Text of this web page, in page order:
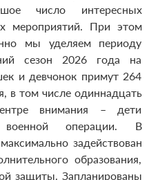
число интересных
мероприятий. При этом
мы уделяем периоду
сезон 2026 года на
и девчонок примут 264
в том числе одиннадцать
внимания – дети
военной операции. В
задействован
образования,
защиты. Запланированы